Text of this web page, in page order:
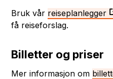
Bruk vår reiseplanlegger
få reiseforslag.
Billetter og priser
Mer informasjon om